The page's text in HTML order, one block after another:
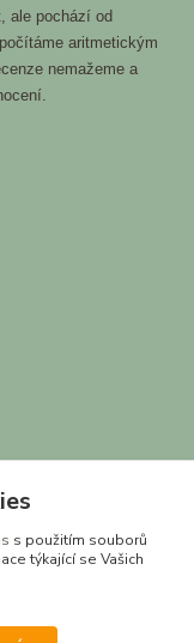
ale pochází od
aritmetickým
nemažeme a
s použitím souborů
týkající se Vašich